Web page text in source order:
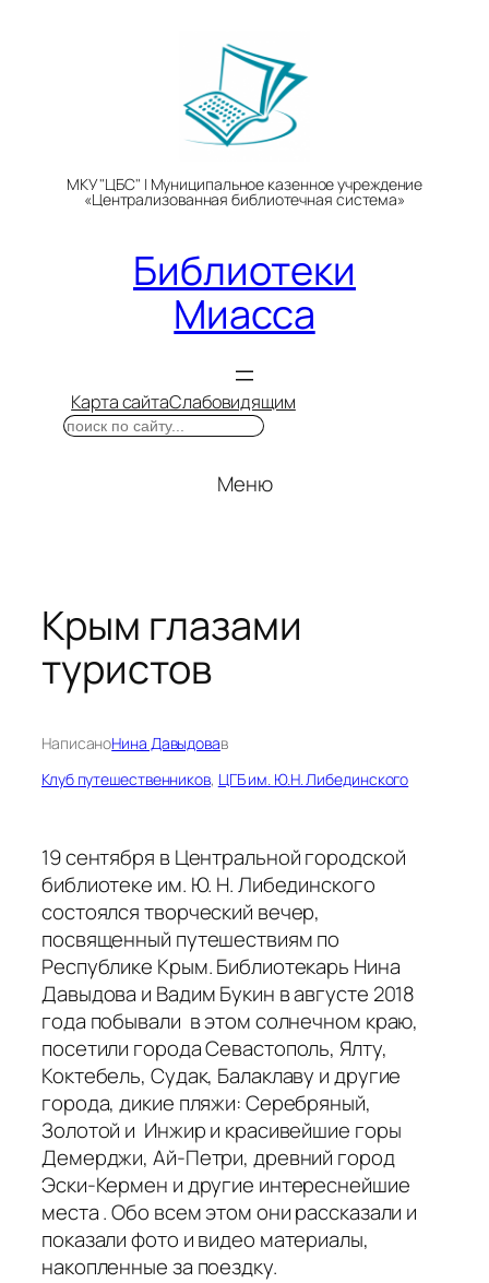
МКУ "ЦБС" | Муниципальное казенное учреждение
«Централизованная библиотечная система»
Библиотеки
Миасса
Карта сайтаСлабовидящим
Поиск
Меню
Крым глазами
туристов
НаписаноНина Давыдовав
Клуб путешественников, ЦГБ им. Ю.Н. Либединского
19 сентября в Центральной городской
библиотеке им. Ю. Н. Либединского
состоялся творческий вечер,
посвященный путешествиям по
Республике Крым. Библиотекарь Нина
Давыдова и Вадим Букин в августе 2018
года побывали в этом солнечном краю,
посетили города Севастополь, Ялту,
Коктебель, Судак, Балаклаву и другие
города, дикие пляжи: Серебряный,
Золотой и Инжир и красивейшие горы
Демерджи, Ай-Петри, древний город
Эски-Кермен и другие интереснейшие
места . Обо всем этом они рассказали и
показали фото и видео материалы,
накопленные за поездку.